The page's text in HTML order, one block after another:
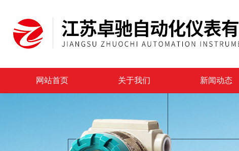
网站首页 关于我们 新闻动态